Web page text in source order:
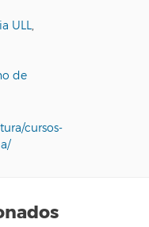
ULL,
de
cursos-